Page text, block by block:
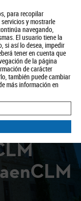
para recopilar
y mostrarle
navegando,
El usuario tiene la
si así lo desea, impedir
tener en cuenta que
de la página
de carácter
también puede cambiar
más información en
Privacidad Aviso Legal
Política de Cookies
BUSCAR